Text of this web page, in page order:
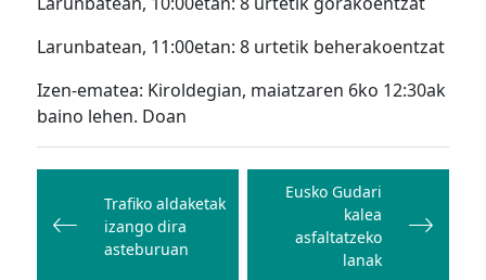
Larunbatean, 11:00etan: 8 urtetik beherakoentzat
Izen-ematea: Kiroldegian, maiatzaren 6ko 12:30ak
baino lehen. Doan
Bidalketetan
zehar
nabigatu
Trafiko aldaketak
izango dira
asteburuan
Eusko Gudari
kalea
asfaltatzeko
lanak